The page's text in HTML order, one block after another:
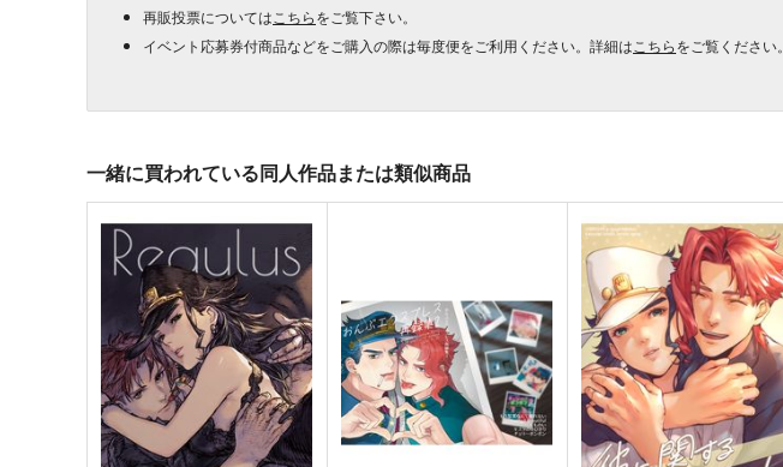
再販投票については こちらをご覧下さい。
イベント応募券付商品などをご購入の際は毎度便をご利用ください。詳細は こちらをご覧ください。
一緒に買われている同人作品または類似商品